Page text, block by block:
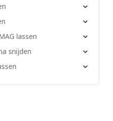
lassen
snijden